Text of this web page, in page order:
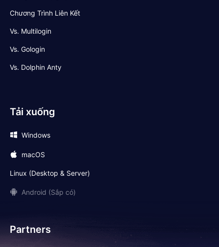
Chương Trình Liên Kết
Vs. Multilogin
Vs. Gologin
Vs. Dolphin Anty
Tải xuống
Windows
macOS
Linux (Desktop & Server)
Android (Sắp có)
Partners